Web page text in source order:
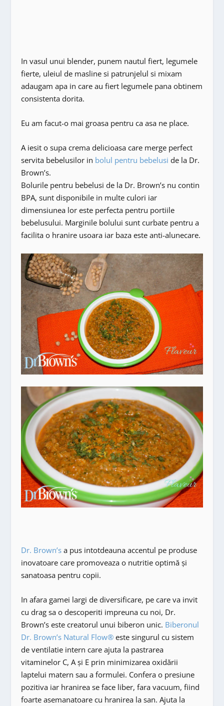
In vasul unui blender, punem nautul fiert, legumele
fierte, uleiul de masline si patrunjelul si mixam
adaugam apa in care au fiert legumele pana obtinem
consistenta dorita.
Eu am facut-o mai groasa pentru ca asa ne place.
A iesit o supa crema delicioasa care merge perfect
servita bebelusilor in bolul pentru bebelusi de la Dr.
Brown’s.
Bolurile pentru bebelusi de la Dr. Brown’s nu contin
BPA, sunt disponibile in multe culori iar
dimensiunea lor este perfecta pentru portiile
bebelusului. Marginile bolului sunt curbate pentru a
facilita o hranire usoara iar baza este anti-alunecare.
Dr. Brown’s a pus intotdeauna accentul pe produse
inovatoare care promoveaza o nutritie optimă și
sanatoasa pentru copii.
In afara gamei largi de diversificare, pe care va invit
cu drag sa o descoperiti impreuna cu noi, Dr.
Brown’s este creatorul unui biberon unic. Biberonul
Dr. Brown’s Natural Flow® este singurul cu sistem
de ventilatie intern care ajuta la pastrarea
vitaminelor C, A și E prin minimizarea oxidării
laptelui matern sau a formulei. Confera o presiune
pozitiva iar hranirea se face liber, fara vacuum, fiind
foarte asemanatoare cu hranirea la san. Ajuta la